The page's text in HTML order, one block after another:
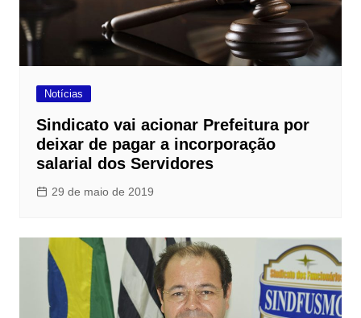
Notícias
Sindicato vai acionar Prefeitura por
deixar de pagar a incorporação
salarial dos Servidores
29 de maio de 2019